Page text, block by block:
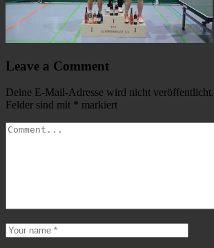
Leave a Comment
Deine E-Mail-Adresse wird nicht veröffentlicht.
Felder sind mit * markiert